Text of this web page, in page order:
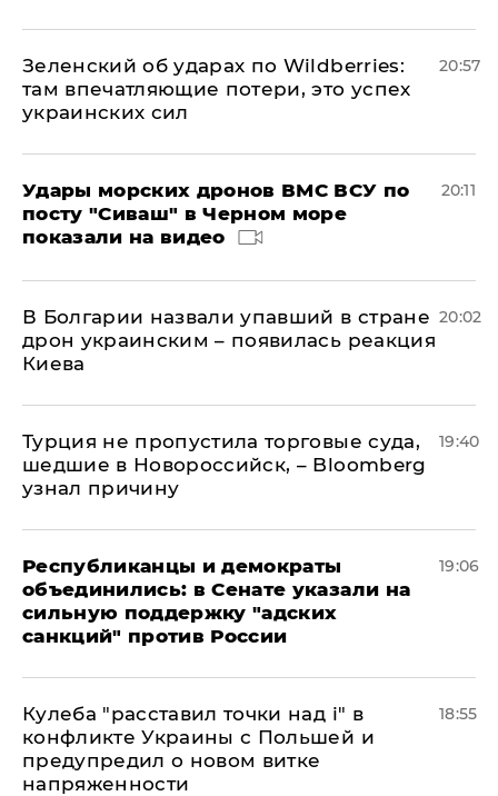
Зеленский об ударах по Wildberries:
там впечатляющие потери, это успех
украинских сил
20:57
Удары морских дронов ВМС ВСУ по
посту "Сиваш" в Черном море
показали на видео
20:11
В Болгарии назвали упавший в стране
дрон украинским – появилась реакция
Киева
20:02
Турция не пропустила торговые суда,
шедшие в Новороссийск, – Bloomberg
узнал причину
19:40
Республиканцы и демократы
объединились: в Сенате указали на
сильную поддержку "адских
санкций" против России
19:06
Кулеба "расставил точки над і" в
конфликте Украины с Польшей и
предупредил о новом витке
напряженности
18:55